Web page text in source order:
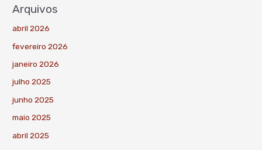
Arquivos
abril 2026
fevereiro 2026
janeiro 2026
julho 2025
junho 2025
maio 2025
abril 2025